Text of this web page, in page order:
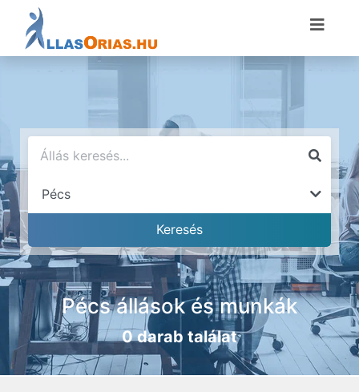
Pécs állások és munkák
0 darab találat